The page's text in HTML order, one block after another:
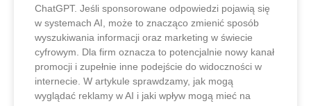
ChatGPT. Jeśli sponsorowane odpowiedzi pojawią się
w systemach AI, może to znacząco zmienić sposób
wyszukiwania informacji oraz marketing w świecie
cyfrowym. Dla firm oznacza to potencjalnie nowy kanał
promocji i zupełnie inne podejście do widoczności w
internecie. W artykule sprawdzamy, jak mogą
wyglądać reklamy w AI i jaki wpływ mogą mieć na